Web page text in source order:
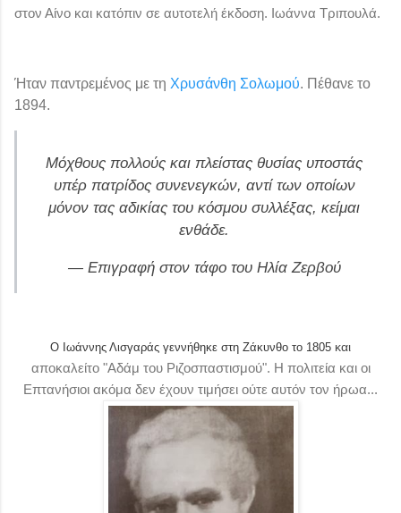
στον Αίνο και κατόπιν σε αυτοτελή έκδοση. Ιωάννα Τριπουλά.
Ήταν παντρεμένος με τη Χρυσάνθη Σολωμού. Πέθανε το
1894.
Μόχθους πολλούς και πλείστας θυσίας υποστάς
υπέρ πατρίδος συνενεγκών, αντί των οποίων
μόνον τας αδικίας του κόσμου συλλέξας, κείμαι
ενθάδε.
— Επιγραφή στον τάφο του Ηλία Ζερβού
Ο Ιωάννης Λισγαράς γεννήθηκε στη Ζάκυνθο το 1805 και
αποκαλείτο "Αδάμ του Ριζοσπαστισμού". Η πολιτεία και οι
Επτανήσιοι ακόμα δεν έχουν τιμήσει ούτε αυτόν τον ήρωα...